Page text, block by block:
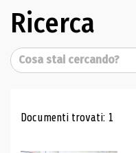
Ricerca
Cerca
Risultati di
Documenti trovati: 1